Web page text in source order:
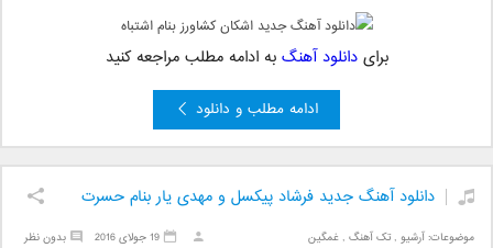
برایدانلود آهنگ به ادامه مطلب مراجعه کنید
ادامه مطلب و دانلود
دانلود آهنگ جدید فرشاد پیکسل و مهدی یار بنام حسرت
موضوعات:آرشیو ,تک آهنگ ,غمگین بدون نظر 19 جولای 2016